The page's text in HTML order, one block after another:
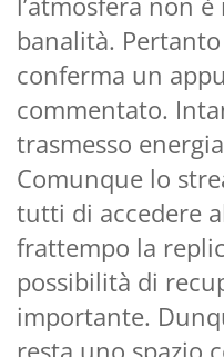
banalità.
conferma un
commentato.
trasmesso
Comunque lo
tutti di accedere
frattempo la
possibilità di
importante.
resta uno spazio